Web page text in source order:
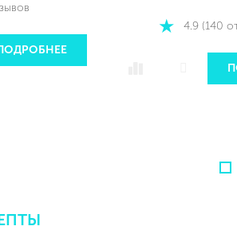
4.9 (140